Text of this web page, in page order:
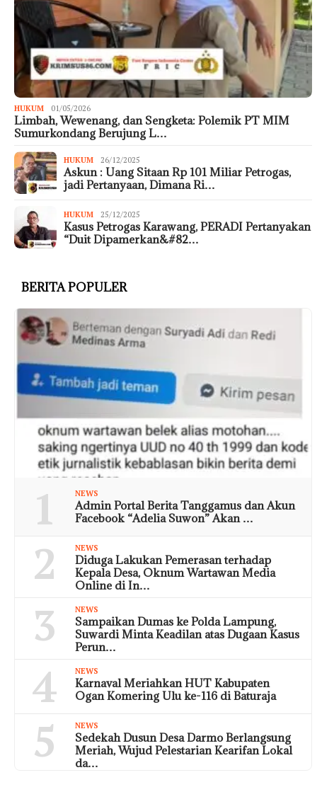
HUKUM 01/05/2026
Limbah, Wewenang, dan Sengketa: Polemik PT MIM
Sumurkondang Berujung L…
HUKUM 26/12/2025
Askun : Uang Sitaan Rp 101 Miliar Petrogas,
jadi Pertanyaan, Dimana Ri…
HUKUM 25/12/2025
Kasus Petrogas Karawang, PERADI Pertanyakan
“Duit Dipamerkan&#82…
BERITA POPULER
1 NEWS
Admin Portal Berita Tanggamus dan Akun
Facebook “Adelia Suwon” Akan …
2 NEWS
Diduga Lakukan Pemerasan terhadap
Kepala Desa, Oknum Wartawan Media
Online di In…
3 NEWS
Sampaikan Dumas ke Polda Lampung,
Suwardi Minta Keadilan atas Dugaan Kasus
Perun…
4 NEWS
Karnaval Meriahkan HUT Kabupaten
Ogan Komering Ulu ke-116 di Baturaja
5 NEWS
Sedekah Dusun Desa Darmo Berlangsung
Meriah, Wujud Pelestarian Kearifan Lokal
da…